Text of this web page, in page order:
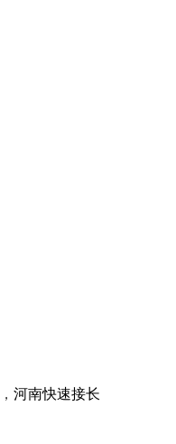
， 河南快速接长